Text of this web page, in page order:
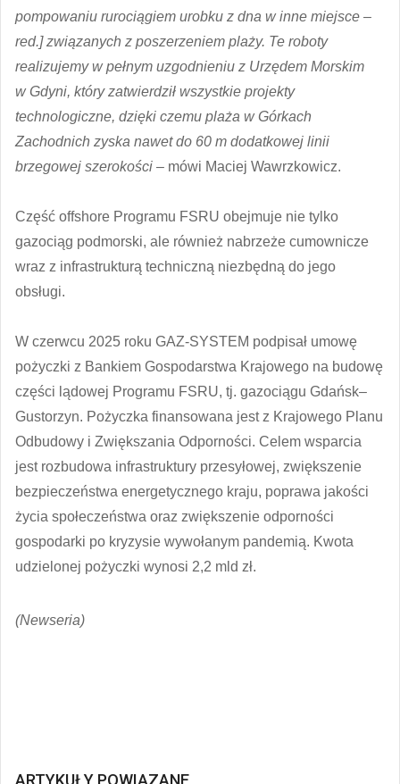
pompowaniu rurociągiem urobku z dna w inne miejsce –
red.] związanych z poszerzeniem plaży. Te roboty
realizujemy w pełnym uzgodnieniu z Urzędem Morskim
w Gdyni, który zatwierdził wszystkie projekty
technologiczne, dzięki czemu plaża w Górkach
Zachodnich zyska nawet do 60 m dodatkowej linii
brzegowej szerokości – mówi Maciej Wawrzkowicz.
Część offshore Programu FSRU obejmuje nie tylko
gazociąg podmorski, ale również nabrzeże cumownicze
wraz z infrastrukturą techniczną niezbędną do jego
obsługi.
W czerwcu 2025 roku GAZ-SYSTEM podpisał umowę
pożyczki z Bankiem Gospodarstwa Krajowego na budowę
części lądowej Programu FSRU, tj. gazociągu Gdańsk–
Gustorzyn. Pożyczka finansowana jest z Krajowego Planu
Odbudowy i Zwiększania Odporności. Celem wsparcia
jest rozbudowa infrastruktury przesyłowej, zwiększenie
bezpieczeństwa energetycznego kraju, poprawa jakości
życia społeczeństwa oraz zwiększenie odporności
gospodarki po kryzysie wywołanym pandemią. Kwota
udzielonej pożyczki wynosi 2,2 mld zł.
(Newseria)
ARTYKUŁY POWIĄZANE